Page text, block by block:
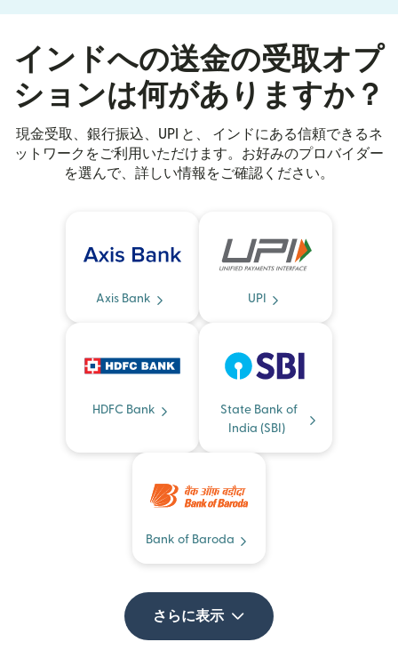
インドへの送金の受取オプ
ションは何がありますか？
現金受取、銀行振込、UPI と、 インドにある信頼できるネ
ットワークをご利用いただけます。お好みのプロバイダー
を選んで、詳しい情報をご確認ください。
Axis Bank UPI
HDFC Bank
State Bank of
India (SBI)
Bank of Baroda
さらに表示